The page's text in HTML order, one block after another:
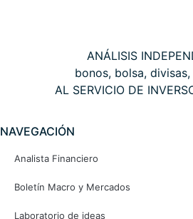
ANÁLISIS
bonos, bolsa,
AL SERVICIO DE
NAVEGACIÓN
Analista Financiero
Boletín Macro y Mercados
Laboratorio de ideas